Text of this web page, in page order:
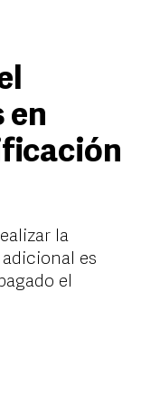
en
la
es
el